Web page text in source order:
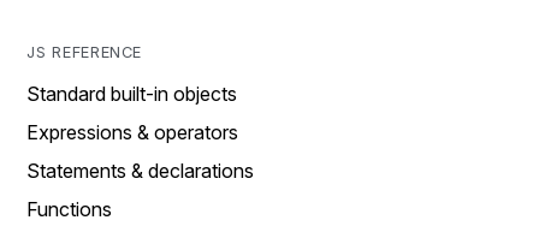
JS REFERENCE
Standard built-in objects
Expressions & operators
Statements & declarations
Functions